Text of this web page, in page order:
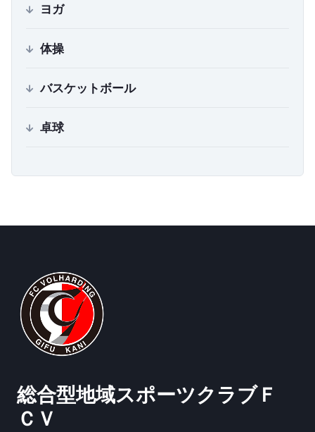
ヨガ
体操
バスケットボール
卓球
総合型地域スポーツクラブＦ
ＣＶ